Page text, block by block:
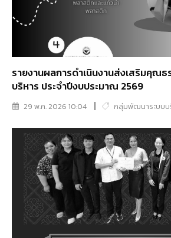
รายงานผลการดำเนินงานส่งเสริมคุณ
บริหาร ประจำปีงบประมาณ 2569
29 พ.ค. 2026 10:04 กลุ่มพัฒนาระบบบ